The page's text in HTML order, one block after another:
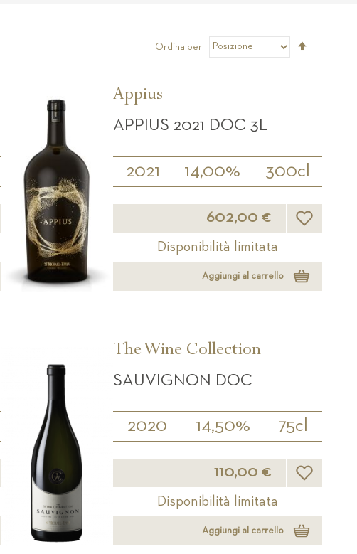
Ordina per
desideri
Appius
APPIUS 2021 DOC 3L
2021 14,00% 300cl
602,00 €
Disponibilità limitata
Aggiungi al carrello
desideri
The Wine Collection
SAUVIGNON DOC
2020 14,50% 75cl
110,00 € Lista
Disponibilità limitata
Aggiungi al carrello